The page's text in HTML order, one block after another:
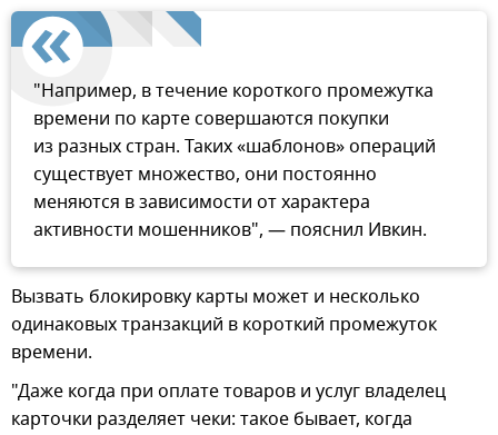
"Например, в течение короткого промежутка
времени по карте совершаются покупки
из разных стран. Таких «шаблонов» операций
существует множество, они постоянно
меняются в зависимости от характера
активности мошенников", — пояснил Ивкин.
Вызвать блокировку карты может и несколько
одинаковых транзакций в короткий промежуток
времени.
"Даже когда при оплате товаров и услуг владелец
карточки разделяет чеки: такое бывает, когда